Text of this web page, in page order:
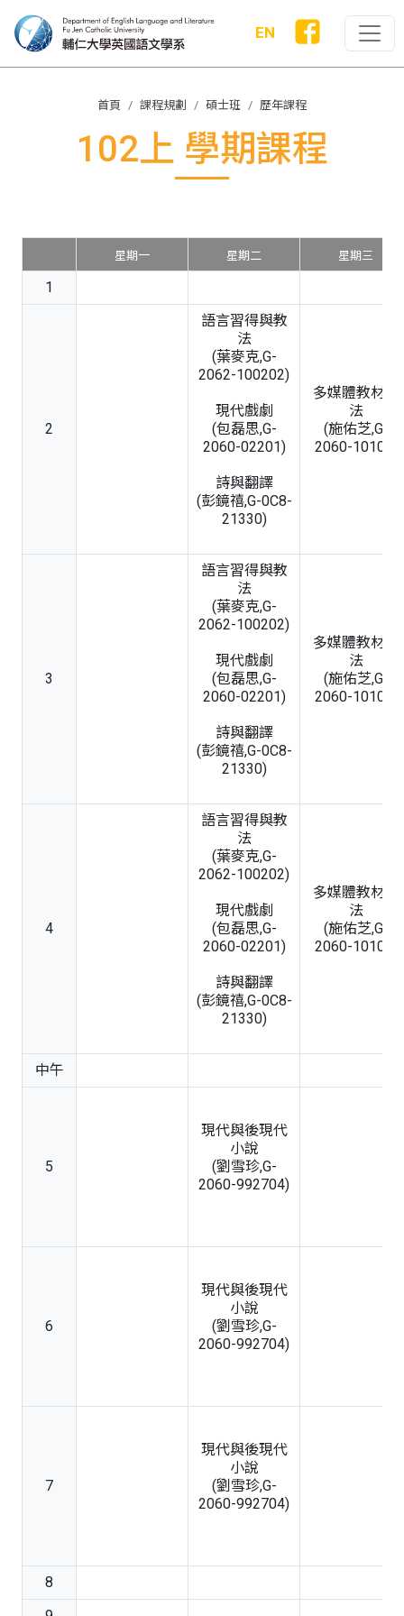
EN
首頁 課程規劃 碩士班 歷年課程
102上 學期課程
星期一 星期二 星期三
1
2
語言習得與教
法
(葉麥克,G-
2062-100202)
現代戲劇
(包磊思,G-
2060-02201)
詩與翻譯
(彭鏡禧,G-0C8-
21330)
多媒體教材教
法
(施佑芝,G-
2060-10107)
3
語言習得與教
法
(葉麥克,G-
2062-100202)
現代戲劇
(包磊思,G-
2060-02201)
詩與翻譯
(彭鏡禧,G-0C8-
21330)
多媒體教材教
法
(施佑芝,G-
2060-10107)
4
語言習得與教
法
(葉麥克,G-
2062-100202)
現代戲劇
(包磊思,G-
2060-02201)
詩與翻譯
(彭鏡禧,G-0C8-
21330)
多媒體教材教
法
(施佑芝,G-
2060-10107)
中午
5
現代與後現代
小說
(劉雪珍,G-
2060-992704)
6
現代與後現代
小說
(劉雪珍,G-
2060-992704)
7
現代與後現代
小說
(劉雪珍,G-
2060-992704)
8